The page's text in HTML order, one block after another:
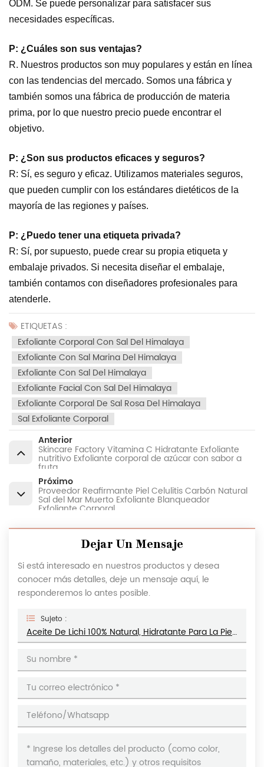
ODM. Se puede personalizar para satisfacer sus
necesidades específicas.
P: ¿Cuáles son sus ventajas?
R. Nuestros productos son muy populares y están en línea
con las tendencias del mercado. Somos una fábrica y
también somos una fábrica de producción de materia
prima, por lo que nuestro precio puede encontrar el
objetivo.
P: ¿Son sus productos eficaces y seguros?
R: Sí, es seguro y eficaz. Utilizamos materiales seguros,
que pueden cumplir con los estándares dietéticos de la
mayoría de las regiones y países.
P: ¿Puedo tener una etiqueta privada?
R: Sí, por supuesto, puede crear su propia etiqueta y
embalaje privados. Si necesita diseñar el embalaje,
también contamos con diseñadores profesionales para
atenderle.
ETIQUETAS :
Exfoliante Corporal Con Sal Del Himalaya
Exfoliante Con Sal Marina Del Himalaya
Exfoliante Con Sal Del Himalaya
Exfoliante Facial Con Sal Del Himalaya
Exfoliante Corporal De Sal Rosa Del Himalaya
Sal Exfoliante Corporal
Anterior
Skincare Factory Vitamina C Hidratante Exfoliante
nutritivo Exfoliante corporal de azúcar con sabor a
fruta
Próximo
Proveedor Reafirmante Piel Celulitis Carbón Natural
Sal del Mar Muerto Exfoliante Blanqueador
Exfoliante Corporal
Dejar Un Mensaje
Si está interesado en nuestros productos y desea
conocer más detalles, deje un mensaje aquí, le
responderemos lo antes posible.
Sujeto :
Aceite De Lichi 100% Natural, Hidratante Para La Piel, Sal Del Himalaya, Exfoliante, Limpieza Profunda, Exfoliante Corporal